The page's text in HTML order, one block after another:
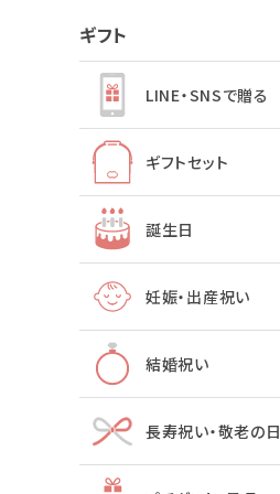
ギフト
LINE・SNSで贈る
ギフトセット
誕生日
妊娠・出産祝い
結婚祝い
長寿祝い・敬老の日